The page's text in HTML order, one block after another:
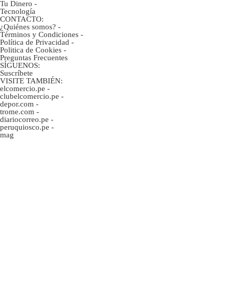
Tu Dinero -
Tecnología
CONTACTO:
¿Quiénes somos? -
Términos y Condiciones -
Política de Privacidad -
Politica de Cookies -
Preguntas Frecuentes
SÍGUENOS:
Suscríbete
VISITE TAMBIÉN:
elcomercio.pe -
clubelcomercio.pe -
depor.com -
trome.com -
diariocorreo.pe -
peruquiosco.pe -
mag